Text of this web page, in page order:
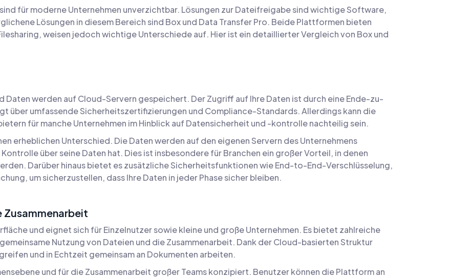
für moderne Unternehmen unverzichtbar. Lösungen zur Dateifreigabe sind wichtige Software,
Lösungen in diesem Bereich sind Box und Data Transfer Pro. Beide Plattformen bieten
weisen jedoch wichtige Unterschiede auf. Hier ist ein detaillierter Vergleich von Box und
werden auf Cloud-Servern gespeichert. Der Zugriff auf Ihre Daten ist durch eine Ende-zu-
über umfassende Sicherheitszertifizierungen und Compliance-Standards. Allerdings kann die
für manche Unternehmen im Hinblick auf Datensicherheit und -kontrolle nachteilig sein.
erheblichen Unterschied. Die Daten werden auf den eigenen Servern des Unternehmens
über seine Daten hat. Dies ist insbesondere für Branchen ein großer Vorteil, in denen
Darüber hinaus bietet es zusätzliche Sicherheitsfunktionen wie End-to-End-Verschlüsselung,
um sicherzustellen, dass Ihre Daten in jeder Phase sicher bleiben.
Zusammenarbeit
und eignet sich für Einzelnutzer sowie kleine und große Unternehmen. Es bietet zahlreiche
Nutzung von Dateien und die Zusammenarbeit. Dank der Cloud-basierten Struktur
und in Echtzeit gemeinsam an Dokumenten arbeiten.
und für die Zusammenarbeit großer Teams konzipiert. Benutzer können die Plattform an